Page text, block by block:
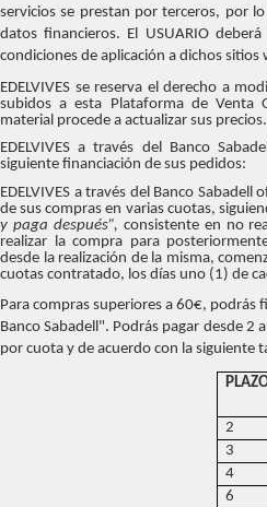
servicios se prestan por terceros, por lo
datos financieros. El USUARIO
condiciones de aplicación a dichos sitios
EDELVIVES se reserva el derecho a
subidos a esta Plataforma de Venta
material procede a actualizar sus precios.
EDELVIVES a través del Banco
siguiente financiación de sus pedidos:
EDELVIVES a través del Banco
de sus compras en varias cuotas,
y paga después”, consistente en no
realizar la compra para
desde la realización de la misma,
cuotas contratado, los días uno (1) de
Para compras superiores a 60€, podrás
Banco Sabadell". Podrás pagar desde
por cuota y de acuerdo con la siguiente
2
3
4
6